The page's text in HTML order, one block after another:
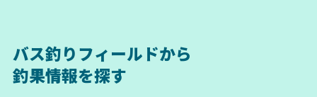
バス釣りフィールドから
釣果情報を探す